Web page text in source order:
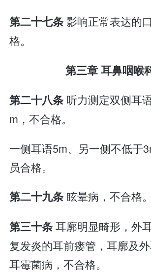
第二十七条影响正常表达的
格。
第三章 耳鼻咽喉
第二十八条 听力测定双侧耳
m，不合格。
一侧耳语5m、另一侧不低于
员合格。
第二十九条 眩晕病，不合格。
第三十条耳廓明显畸形，外
复发炎的耳前瘘管，耳廓及外
耳霉菌病，不合格。